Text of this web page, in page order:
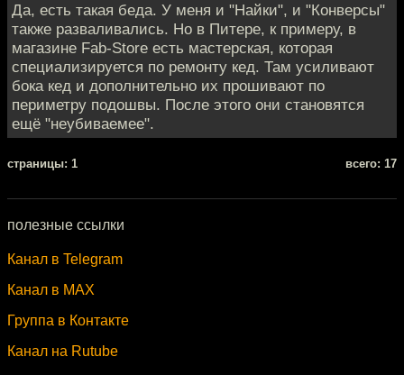
Да, есть такая беда. У меня и "Найки", и "Конверсы"
также разваливались. Но в Питере, к примеру, в
магазине Fab-Store есть мастерская, которая
специализируется по ремонту кед. Там усиливают
бока кед и дополнительно их прошивают по
периметру подошвы. После этого они становятся
ещё "неубиваемее".
cтраницы: 1 всего: 17
полезные ссылки
Канал в Telegram
Канал в MAX
Группа в Контакте
Канал на Rutube